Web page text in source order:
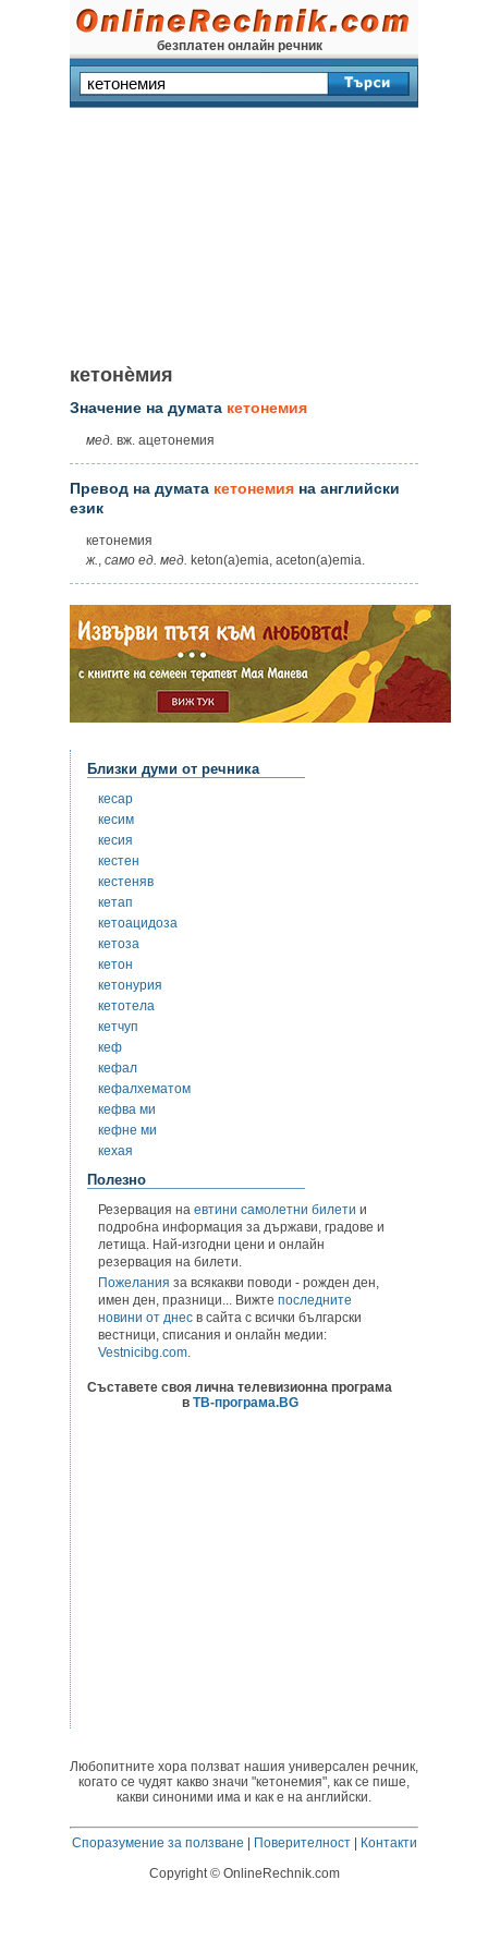
безплатен онлайн речник
кетонѐмия
Значение на думата кетонемия
мед. вж. ацетонемия
Превод на думата кетонемия на английски
език
кетонемия
ж. само ед. мед. keton(a)emia, aceton(a)emia.
Близки думи от речника
кесар
кесим
кесия
кестен
кестеняв
кетап
кетоацидоза
кетоза
кетон
кетонурия
кетотела
кетчуп
кеф
кефал
кефалхематом
кефва ми
кефне ми
кехая
Полезно
Резервация на евтини самолетни билети и
подробна информация за държави, градове и
летища. Най-изгодни цени и онлайн
резервация на билети.
Пожелания за всякакви поводи - рожден ден,
имен ден, празници... Вижте последните
новини от днес в сайта с всички български
вестници, списания и онлайн медии:
Vestnicibg.com.
Съставете своя лична телевизионна програма
в ТВ-програма.BG
Любопитните хора ползват нашия универсален речник,
когато се чудят какво значи "кетонемия", как се пише,
какви синоними има и как е на английски.
Споразумение за ползване | Поверителност| Контакти
Copyright © OnlineRechnik.com